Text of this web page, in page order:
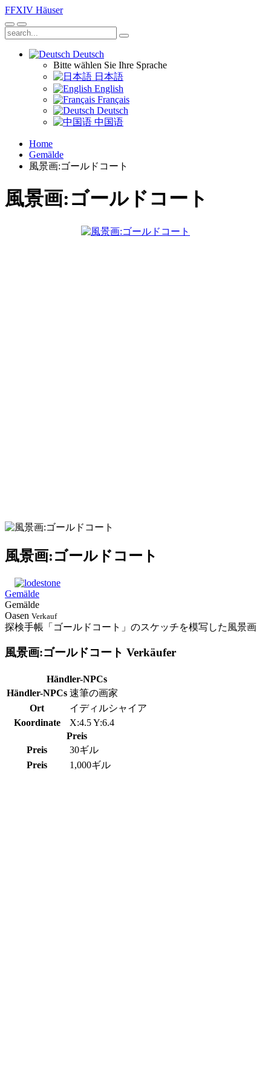
FFXIV Häuser
Deutsch
Bitte wählen Sie Ihre Sprache
日本語
English
Français
Deutsch
中国语
Home
Gemälde
風景画:ゴールドコート
風景画:ゴールドコート
風景画:ゴールドコート
Gemälde
Gemälde
Oasen Verkauf
探検手帳「ゴールドコート」のスケッチを模写した風景画
風景画:ゴールドコート Verkäufer
Händler-NPCs
Händler-NPCs 速筆の画家
Ort
イディルシャイア
Koordinate
X:4.5 Y:6.4
Preis
Preis
30ギル
Preis
1,000ギル